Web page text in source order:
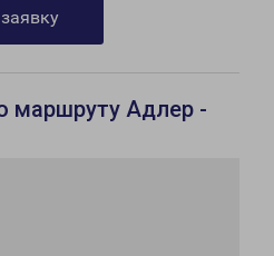
маршруту Адлер -